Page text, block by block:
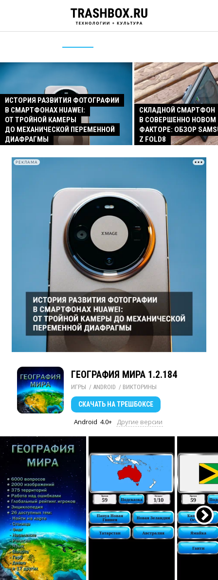
ИСТОРИЯ РАЗВИТИЯ ФОТОГРАФИИ
В СМАРТФОНАХ HUAWEI:
ОТ ТРОЙНОЙ КАМЕРЫ
ДО МЕХАНИЧЕСКОЙ ПЕРЕМЕННОЙ
ДИАФРАГМЫ
СКЛАДНОЙ СМАРТФОН
В СОВЕРШЕННО
ФАКТОРЕ: ОБЗОР
Z FOLD8
РЕКЛАМА
ГЕОГРАФИЯ МИРА 1.2.184
ИГРЫ / ANDROID / ВИКТОРИНЫ
СКАЧАТЬ НА ТРЕШБОКСЕ
Android 4.0+ Другие версии